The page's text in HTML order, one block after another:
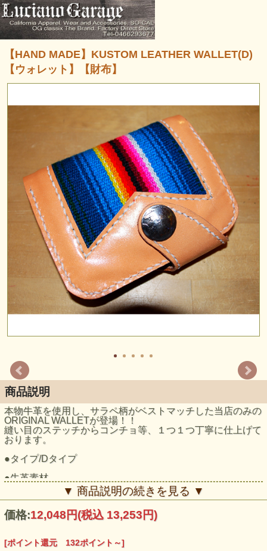
【HAND MADE】KUSTOM LEATHER WALLET(D)
【ウォレット】【財布】
商品説明
本物牛革を使用し、サラペ柄がベストマッチした当店のみの
ORIGINAL WALLETが登場！！
縫い目のステッチからコンチョ等、１つ１つ丁寧に仕上げて
おります。
●タイプ/Dタイプ
●牛革素材
●こちらの商品が欠品中の場合は、
ご注文頂いてからハンドメイドさせて頂きます。
現在、職人の都合によりお届けまでに約6ヶ月掛かりますの
また、ご質問等もお気軽にお問い合わせ下さい。
▼ 商品説明の続きを見る ▼
価格:12,048円(税込 13,253円)
[ポイント還元 132ポイント～]